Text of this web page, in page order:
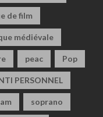
de film
médiévale
peac Pop
PERSONNEL
soprano